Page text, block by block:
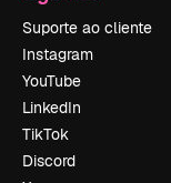
Suporte ao cliente
Instagram
YouTube
LinkedIn
TikTok
Discord